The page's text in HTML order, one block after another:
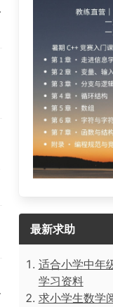
最新求助
适合小学中年
学习资料
求小学生数学